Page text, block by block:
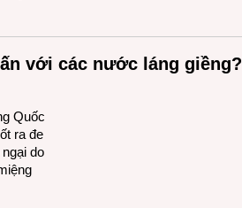
với các nước láng giềng?
Quốc
ra đe
do